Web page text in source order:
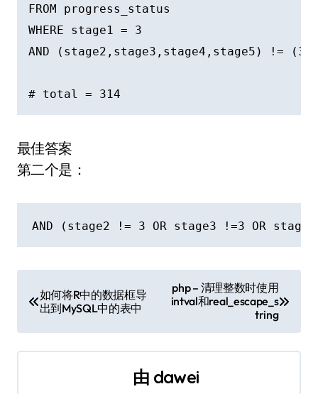
FROM progress_status
WHERE stage1 = 3
AND (stage2,stage3,stage4,stage5) !=
最佳答案
第二个是：
章
导
如何将R中的数据框导
出到MySQL中的表中
php – 清理整数时使用
intval和real_escape_s
tring
由 dawei